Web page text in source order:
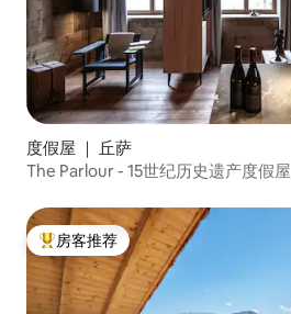
度假屋 ｜ 丘萨
The Parlour - 15世纪历史遗产度假屋
热门「房客推荐」
房客推荐